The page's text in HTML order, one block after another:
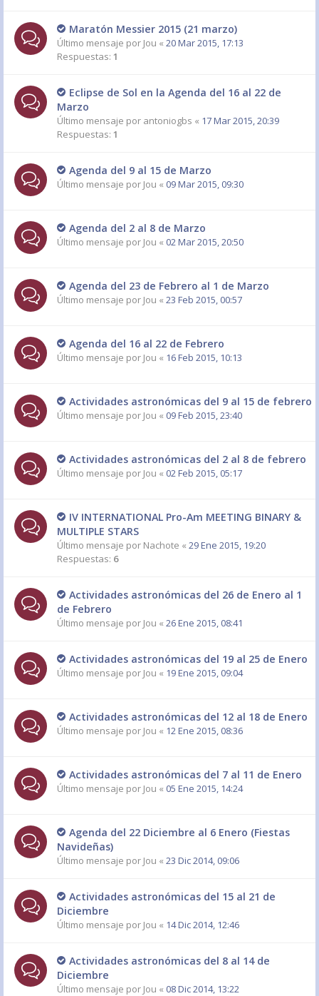
Maratón Messier 2015 (21 marzo)
Último mensaje por Jou « 20 Mar 2015, 17:13
Respuestas: 1
Eclipse de Sol en la Agenda del 16 al 22 de
Marzo
Último mensaje por antoniogbs « 17 Mar 2015, 20:39
Respuestas: 1
Agenda del 9 al 15 de Marzo
Último mensaje por Jou « 09 Mar 2015, 09:30
Agenda del 2 al 8 de Marzo
Último mensaje por Jou « 02 Mar 2015, 20:50
Agenda del 23 de Febrero al 1 de Marzo
Último mensaje por Jou « 23 Feb 2015, 00:57
Agenda del 16 al 22 de Febrero
Último mensaje por Jou « 16 Feb 2015, 10:13
Actividades astronómicas del 9 al 15 de febrero
Último mensaje por Jou « 09 Feb 2015, 23:40
Actividades astronómicas del 2 al 8 de febrero
Último mensaje por Jou « 02 Feb 2015, 05:17
IV INTERNATIONAL Pro-Am MEETING BINARY &
MULTIPLE STARS
Último mensaje por Nachote « 29 Ene 2015, 19:20
Respuestas: 6
Actividades astronómicas del 26 de Enero al 1
de Febrero
Último mensaje por Jou « 26 Ene 2015, 08:41
Actividades astronómicas del 19 al 25 de Enero
Último mensaje por Jou « 19 Ene 2015, 09:04
Actividades astronómicas del 12 al 18 de Enero
Último mensaje por Jou « 12 Ene 2015, 08:36
Actividades astronómicas del 7 al 11 de Enero
Último mensaje por Jou « 05 Ene 2015, 14:24
Agenda del 22 Diciembre al 6 Enero (Fiestas
Navideñas)
Último mensaje por Jou « 23 Dic 2014, 09:06
Actividades astronómicas del 15 al 21 de
Diciembre
Último mensaje por Jou « 14 Dic 2014, 12:46
Actividades astronómicas del 8 al 14 de
Diciembre
Último mensaje por Jou « 08 Dic 2014, 13:22